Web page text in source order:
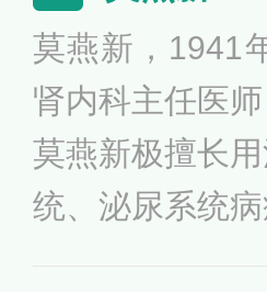
课题多项，获
莫燕新，1941
肾内科主任医
莫燕新极擅长
统、泌尿系统